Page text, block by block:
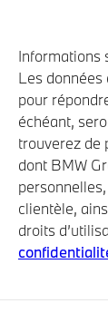
Informations
Les
pour
échéant,
trouverez de
dont BMW
clientèle,
droits